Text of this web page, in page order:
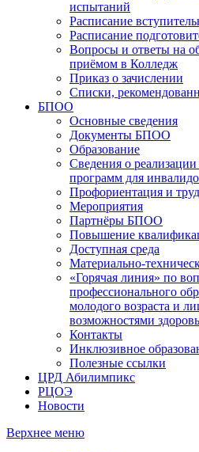
испытаний
Расписание
Расписание
Вопросы и ответы на
приёмом в Колледж
Приказ о зачислении
Списки,
БПОО
Основные сведения
Документы БПОО
Образование
Сведения о
программ для
Профориентация и
Мероприятия
Партнёры БПОО
Повышение
Доступная среда
Материально-
«Горячая линия» по
профессионального
молодого возраста и
возможностями
Контакты
Инклюзивное
Полезные ссылки
ЦРД Абилимпикс
РЦОЭ
Новости
Верхнее меню